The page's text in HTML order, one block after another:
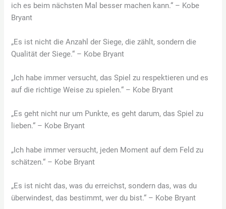
ich es beim nächsten Mal besser machen kann.“ – Kobe
Bryant
„Es ist nicht die Anzahl der Siege, die zählt, sondern die
Qualität der Siege.“ – Kobe Bryant
„Ich habe immer versucht, das Spiel zu respektieren und es
auf die richtige Weise zu spielen.“ – Kobe Bryant
„Es geht nicht nur um Punkte, es geht darum, das Spiel zu
lieben.“ – Kobe Bryant
„Ich habe immer versucht, jeden Moment auf dem Feld zu
schätzen.“ – Kobe Bryant
„Es ist nicht das, was du erreichst, sondern das, was du
überwindest, das bestimmt, wer du bist.“ – Kobe Bryant